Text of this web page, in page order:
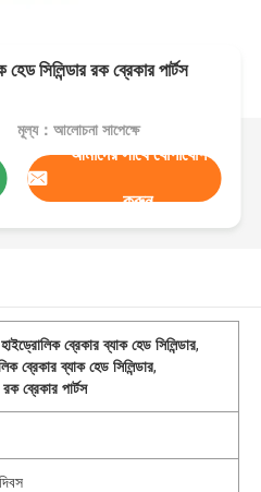
সিলিন্ডার রক ব্রেকার পার্টস
মূল্য：আলোচনা সাপেক্ষে
আমাদের সাথে যোগাযোগ
করুন
ব্রেকার ব্যাক হেড সিলিন্ডার,
ব্রেকার ব্যাক হেড সিলিন্ডার,
রক ব্রেকার পার্টস